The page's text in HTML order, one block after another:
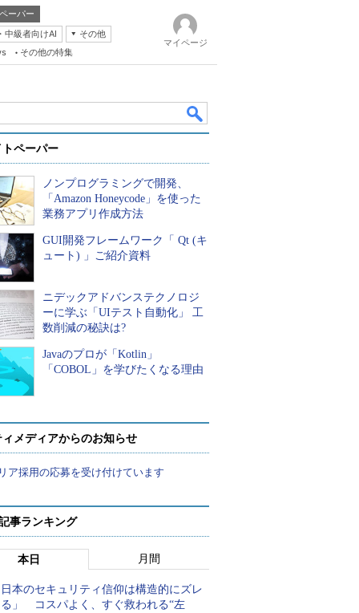
ーパー
中級者向けAI
その他
その他の特集
マイページ
ペーパー
ノンプログラミングで開発、
「Amazon Honeycode」を使った
業務アプリ作成方法
GUI開発フレームワーク「 Qt (キ
ュート) 」ご紹介資料
ニデックアドバンステクノロジ
ーに学ぶ「UIテスト自動化」 工
数削減の秘訣は?
Javaのプロが「Kotlin」
「COBOL」を学びたくなる理由
メディアからのお知らせ
ア採用の応募を受け付けています
事ランキング
本日 月間
本のセキュリティ信仰は構造的にズレ
」 コスパよく、すぐ救われる“左